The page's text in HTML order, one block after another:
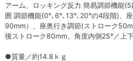
アーム、ロッキング反力 簡易調節機能
囲 調節機能(0°､6°､13°､20°の4段階)、
90mm）、座奥行き調節(ストローク
後ストローク80mm、角度内側25°／上
●質量／約14.8ｋｇ